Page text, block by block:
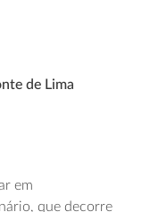
de Lima
em
que decorre